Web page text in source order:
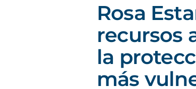
Rosa
recursos
la
más